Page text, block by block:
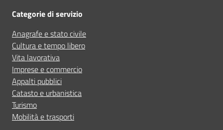
Categorie di servizio
Anagrafe e stato civile
Cultura e tempo libero
Vita lavorativa
Imprese e commercio
Appalti pubblici
Catasto e urbanistica
Turismo
Mobilità e trasporti